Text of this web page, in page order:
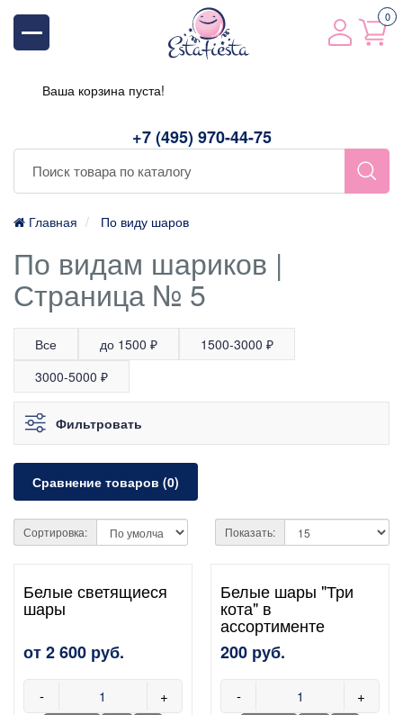
+7 (495) 970-44-75
0
Ваша корзина пуста!
Главная По виду шаров
По видам шариков |
Страница № 5
Все до 1500 ₽
1500-3000 ₽
3000-5000 ₽
Фильтровать
Сравнение товаров (0)
Сортировка: Показать:
Белые светящиеся
шары
от 2 600 руб.
- +
Белые шары "Три
кота" в
ассортименте
200 руб.
- +